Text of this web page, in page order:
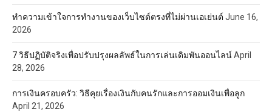
ทำความเข้าใจการทำงานของเว็บไซต์ตรงที่ไม่ผ่านเอเย่นต์ June 16,
2026
7 วิธีปฏิบัติจริงเพื่อปรับปรุงผลลัพธ์ในการเล่นเดิมพันออนไลน์April
28, 2026
การเงินครอบครัว: วิธีคุยเรื่องเงินกับคนรักและการออมเงินเพื่อลูก
April 21, 2026